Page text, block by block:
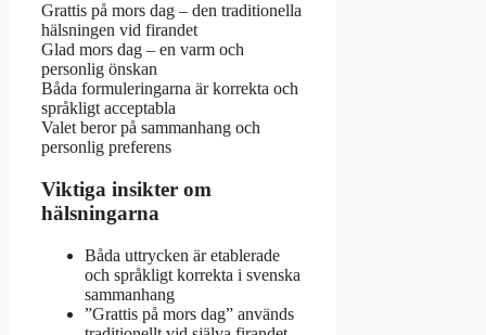
Grattis på mors dag – den traditionella
hälsningen vid firandet
Glad mors dag – en varm och
personlig önskan
Båda formuleringarna är korrekta och
språkligt acceptabla
Valet beror på sammanhang och
personlig preferens
Viktiga insikter om
hälsningarna
Båda uttrycken är etablerade
och språkligt korrekta i svenska
sammanhang
”Grattis på mors dag” används